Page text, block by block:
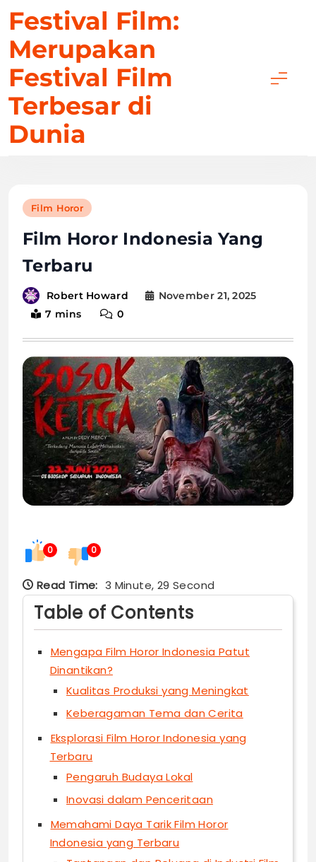
content
Festival Film:
Merupakan
Festival Film
Terbesar di
Dunia
Film Horor
Film Horor Indonesia Yang
Terbaru
Robert Howard
November 21, 2025
7 mins
0
0 0
Read Time: 3 Minute, 29 Second
Table of Contents
Mengapa Film Horor Indonesia Patut
Dinantikan?
Kualitas Produksi yang Meningkat
Keberagaman Tema dan Cerita
Eksplorasi Film Horor Indonesia yang
Terbaru
Pengaruh Budaya Lokal
Inovasi dalam Penceritaan
Memahami Daya Tarik Film Horor
Indonesia yang Terbaru